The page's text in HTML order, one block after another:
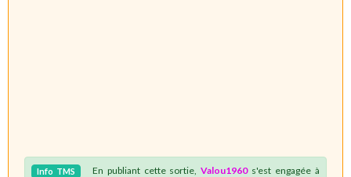
Info TMS En publiant cette sortie,Valou1960s'est engagée à